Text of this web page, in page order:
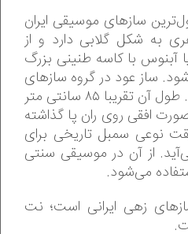
سازهای موسیقی ایران
به شکل گلابی دارد و از
با کاسه طنینی بزرگ
ساز عود در گروه سازهای
زهی زخمه‌ ای قرار می‌گیرد. طول آن تقریبا ۸۵ سانتی متر
افقی روی ران پا گذاشته
نوعی‌ سمبل‌ تاریخی‌ برای‌
از آن در موسیقی سنتی
می‌شود.
زهی ایرانی است؛ نت